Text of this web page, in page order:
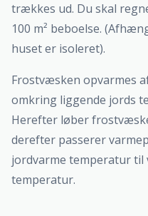
trækkes ud. Du skal
100 m² beboelse.
huset er isoleret).
Frostvæsken opvarmes
omkring liggende jords
Herefter løber
derefter passerer
jordvarme temperatur til
temperatur.